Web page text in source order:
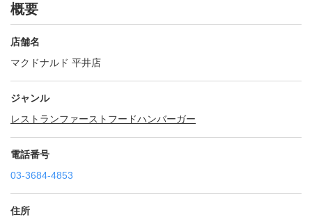
概要
店舗名
マクドナルド 平井店
ジャンル
レストランファーストフードハンバーガー
電話番号
03-3684-4853
住所